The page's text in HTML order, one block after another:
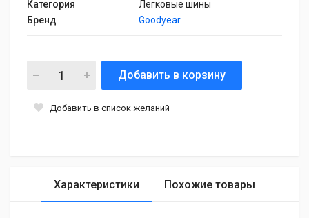
Категория
Легковые шины
Бренд
Goodyear
Добавить в корзину
Добавить в список желаний
Характеристики Похожие товары